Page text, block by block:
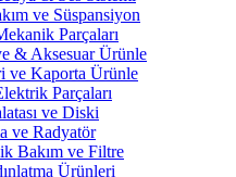
ve Süspansiyon
Parçaları
& Aksesuar Ürünle
ve Kaporta Ürünle
Parçaları
ve Diski
ve Radyatör
Bakım ve Filtre
Ürünleri